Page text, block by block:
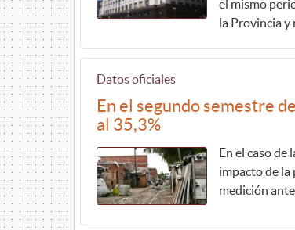
el mismo
la Provincia y
Datos oficiales
En el segundo semestre
al 35,3%
En el caso de
impacto de la
medición